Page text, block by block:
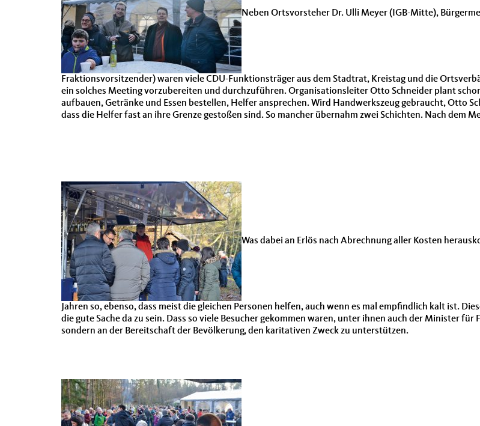
Neben Ortsvorsteher Dr. Ulli Meyer (IGB-Mitte),
Fraktionsvorsitzender) waren viele CDU-Funktionsträger aus dem Stadtrat, Kreistag und die
ein solches Meeting vorzubereiten und durchzuführen. Organisationsleiter Otto Schneider plant
aufbauen, Getränke und Essen bestellen, Helfer ansprechen. Wird Handwerkszeug gebraucht, Otto
dass die Helfer fast an ihre Grenze gestoßen sind. So mancher übernahm zwei Schichten. Nach dem
Was dabei an Erlös nach Abrechnung aller Kosten
Jahren so, ebenso, dass meist die gleichen Personen helfen, auch wenn es mal empfindlich kalt ist.
die gute Sache da zu sein. Dass so viele Besucher gekommen waren, unter ihnen auch der Minister
sondern an der Bereitschaft der Bevölkerung, den karitativen Zweck zu unterstützen.